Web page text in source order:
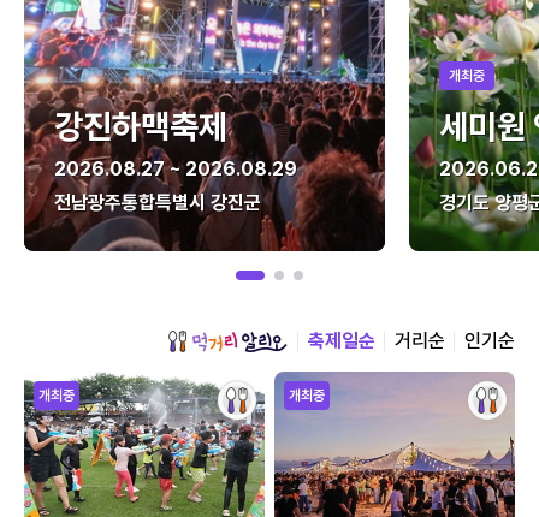
강진하맥축제
2026.08.27 ~ 2026.08.29
전남광주통합특별시 강진군
개최중
세미원
경기도 양평
축제일순 거리순 인기순
개최중 개최중